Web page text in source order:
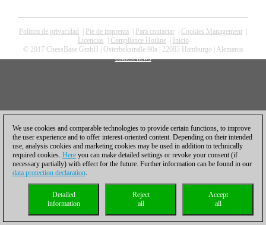
Política de privacidad Pie de imprenta Para contactar Cookies Management
Licencias
Compliance Hotline|
Inicio
© 2017 ChessBase GmbH | Osterbekstraße 90a | 22083 Hamburgo | Alemania
coldest news
We use cookies and comparable technologies to provide certain functions, to improve
the user experience and to offer interest-oriented content. Depending on their intended
use, analysis cookies and marketing cookies may be used in addition to technically
required cookies. Here you can make detailed settings or revoke your consent (if
necessary partially) with effect for the future. Further information can be found in our
data protection declaration.
Accept
all
Reject
all
Detailed
information